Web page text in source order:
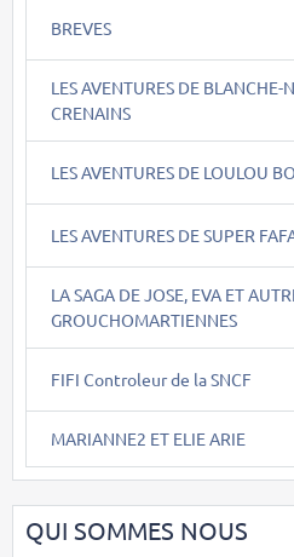
BREVES
LES AVENTURES DE BLANCHE-
CRENAINS
LES AVENTURES DE LOULOU
LES AVENTURES DE SUPER
LA SAGA DE JOSE, EVA ET
GROUCHOMARTIENNES
FIFI Controleur de la SNCF
MARIANNE2 ET ELIE ARIE
QUI SOMMES NOUS